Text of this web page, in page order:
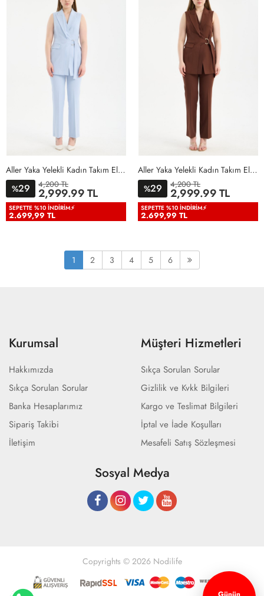
36 38 40 42 44
48
50
Aller Yaka Yelekli Kadın Takım Elbise Bebe Mavisi Bebe Mavisi
%29 4,200 TL
2,999.99 TL
SEPETTE %10 İNDIRIM⚡
2.699,99 TL
36 38 40 42 44
48
50
Aller Yaka Yelekli Kadın Takım Elbise Acı Kahve Acı Kahve
%29 4,200 TL
2,999.99 TL
SEPETTE %10 İNDIRIM⚡
2.699,99 TL
1 2 3 4 5 6
Kurumsal
Hakkımızda
Sıkça Sorulan Sorular
Banka Hesaplarımız
Sipariş Takibi
İletişim
Müşteri Hizmetleri
Sıkça Sorulan Sorular
Gizlilik ve Kvkk Bilgileri
Kargo ve Teslimat Bilgileri
İptal ve İade Koşulları
Mesafeli Satış Sözleşmesi
Sosyal Medya
Copyrights © 2026 Nodilife